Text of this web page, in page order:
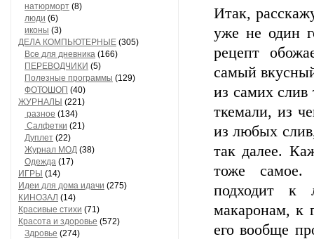
натюрморт (8)
люди (6)
иконы (3)
ДЕЛА КОМПЬЮТЕРНЫЕ (305)
Все для дневника (166)
ПЕРЕВОДЧИКИ (5)
Полезные программы (129)
ФОТОШОП (40)
ЖУРНАЛЫ (221)
разное (134)
Салфетки (21)
Дуплет (22)
Журнал МОД (38)
Одежда (17)
ИГРЫ (14)
Идеи для дома идачи (275)
КИНОЗАЛ (14)
Красивые стихи (71)
Красота и здоровье (572)
Здровье (274)
Итак,
уже не один
рецепт
самый
из самих
ткемали, из
из любых
так далее.
тоже самое.
подходит к
макаронам, к
его вообще